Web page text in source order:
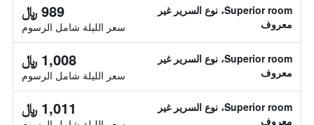
Superior room، نوع السرير غير
معروف
989 ﷼
سعر الليلة شامل الرسوم
Superior room، نوع السرير غير
معروف
1,008 ﷼
سعر الليلة شامل الرسوم
Superior room، نوع السرير غير
معروف
1,011 ﷼